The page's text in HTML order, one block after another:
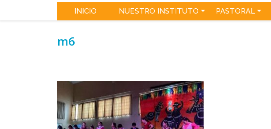
INICIO NUESTRO INSTITUTO PASTORAL
m6